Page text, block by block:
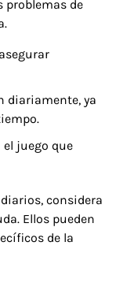
problemas de
diariamente, ya
juego que
considera
Ellos pueden
de la